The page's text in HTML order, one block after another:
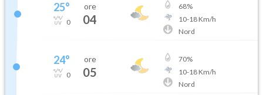
25°
0
ore
04
68%
10-18Km/h
Nord
24°
0
ore
05
70%
10-18Km/h
Nord